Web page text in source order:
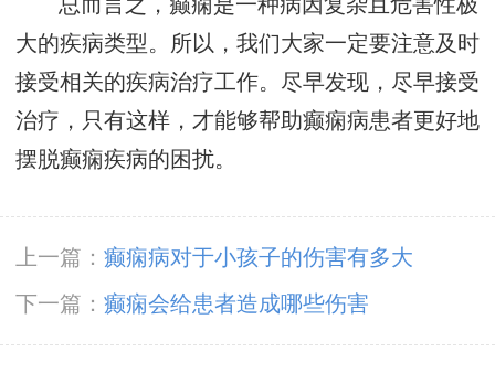
总而言之，癫痫是一种病因复杂且危害性极
大的疾病类型。所以，我们大家一定要注意及时
接受相关的疾病治疗工作。尽早发现，尽早接受
治疗，只有这样，才能够帮助癫痫病患者更好地
摆脱癫痫疾病的困扰。
上一篇： 癫痫病对于小孩子的伤害有多大
下一篇： 癫痫会给患者造成哪些伤害